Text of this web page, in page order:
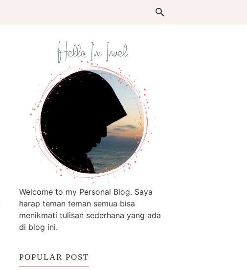
Welcome to my Personal Blog. Saya
harap teman teman semua bisa
menikmati tulisan sederhana yang ada
di blog ini.
POPULAR POST